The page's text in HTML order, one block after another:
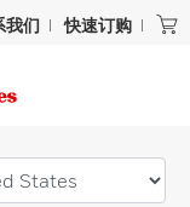
我们 快速订购